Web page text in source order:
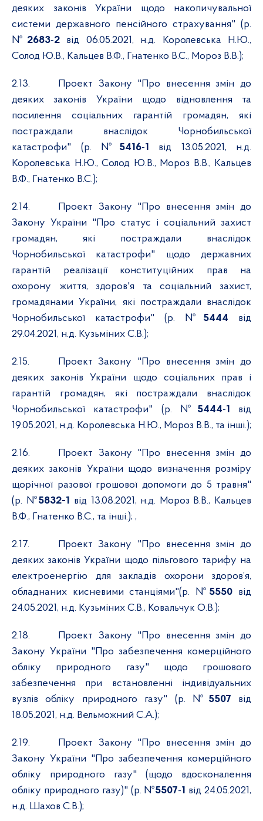
деяких законів України щодо накопичувальної
системи державного пенсійного страхування" (р.
№ 2683-2від 06.05.2021, н.д. Королевська Н.Ю.,
Солод Ю.В., Кальцев В.Ф., Гнатенко В.С., Мороз В.В.);
2.13.
Проект Закону "Про внесення змін до
деяких законів України щодо відновлення та
посилення соціальних гарантій громадян, які
постраждали внаслідок Чорнобильської
катастрофи" (р. № 5416-1 від 13.05.2021, н.д.
Королевська Н.Ю., Солод Ю.В., Мороз В.В., Кальцев
В.Ф., Гнатенко В.С.);
2.14.
Проект Закону "Про внесення змін до
Закону України "Про статус і соціальний захист
громадян, які постраждали внаслідок
Чорнобильської катастрофи" щодо державних
гарантій реалізації конституційних прав на
охорону життя, здоров'я та соціальний захист,
громадянами України, які постраждали внаслідок
Чорнобильської катастрофи" (р. № 5444 від
29.04.2021, н.д. Кузьміних С.В.);
2.15.
Проект Закону "Про внесення змін до
деяких законів України щодо соціальних прав і
гарантій громадян, які постраждали внаслідок
Чорнобильської катастрофи" (р. № 5444-1
від
19.05.2021, н.д. Королевська Н.Ю., Мороз В.В., та інші.);
2.16.
Проект Закону "Про внесення змін до
деяких законів України щодо визначення розміру
щорічної разової грошової допомоги до 5 травня"
(р. №5832-1
від 13.08.2021, н.д. Мороз В.В., Кальцев
В.Ф., Гнатенко В.С., та інші.); ,
2.17.
Проект Закону "Про внесення змін до
деяких законів України щодо пільгового тарифу на
електроенергію для закладів охорони здоров’я,
обладнаних кисневими станціями"(р. № 5550 від
24.05.2021, н.д. Кузьміних С.В., Ковальчук О.В.);
2.18.
Проект Закону "Про внесення змін до
Закону України "Про забезпечення комерційного
обліку природного газу" щодо грошового
забезпечення при встановленні індивідуальних
вузлів обліку природного газу" (р. № 5507 від
18.05.2021, н.д. Вельможний С.А.);
2.19.
Проект Закону "Про внесення змін до
Закону України "Про забезпечення комерційного
обліку природного газу" (щодо вдосконалення
обліку природного газу)" (р. №5507-1 від 24.05.2021,
н.д. Шахов С.В.);